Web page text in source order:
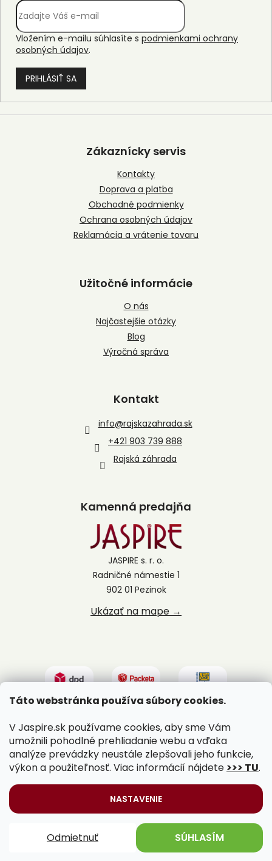
Táto webstránka používa súbory cookies.
V Jaspire.sk používame cookies, aby sme Vám
umožnili pohodlné prehliadanie webu a vďaka
analýze prevádzky neustále zlepšovali jeho funkcie,
výkon a použiteľnosť. Viac informácií nájdete >>> TU.
NASTAVENIE
Odmietnuť SÚHLASÍM
Vložením e-mailu súhlasíte s podmienkami ochrany
osobných údajov.
PRIHLÁSIŤ SA
Z
Zákaznícky servis
Kontakty
Doprava a platba
Obchodné podmienky
Ochrana osobných údajov
Reklamácia a vrátenie tovaru
Užitočné informácie
O nás
Najčastejšie otázky
Blog
Výročná správa
Kontakt
info@rajskazahrada.sk
+421 903 739 888
Rajská záhrada
Kamenná predajňa
JASPIRE s. r. o.
Radničné námestie 1
902 01 Pezinok
Ukázať na mape →
Jaspire.sk. Všetky práva vyhradené.
Upraviť nastavenie cookies